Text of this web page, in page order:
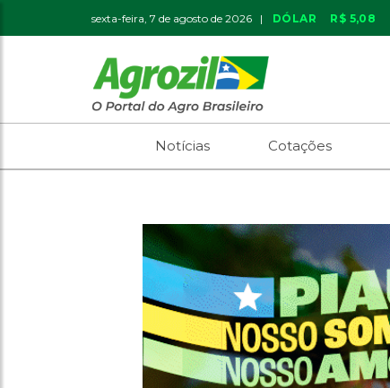
sexta-feira, 7 de agosto de 2026 | DÓLAR R$ 5,08
Notícias Cotações